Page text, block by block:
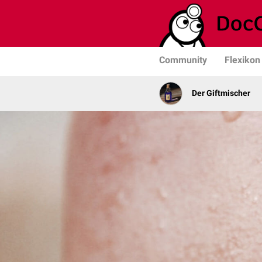
Community Flexikon
Der Giftmischer